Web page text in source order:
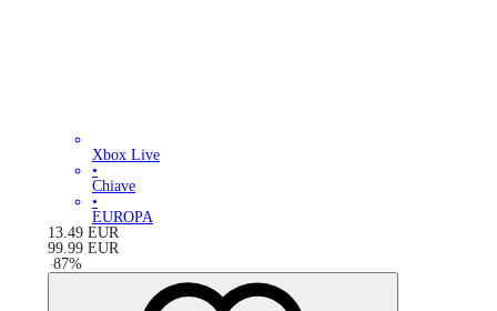
Xbox Live
•
Chiave
•
EUROPA
13.49 EUR
99.99 EUR
-87%